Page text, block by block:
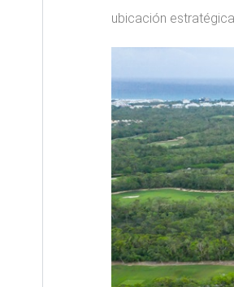
ubicación